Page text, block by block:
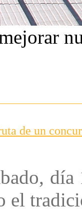
de un
el